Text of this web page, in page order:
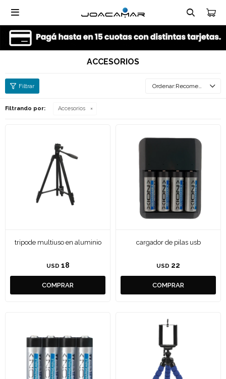

ACCESORIOS
Recomendados
Filtrando por: Accesorios
tripode multiuso en aluminio
USD 18
cargador de pilas usb
USD 22